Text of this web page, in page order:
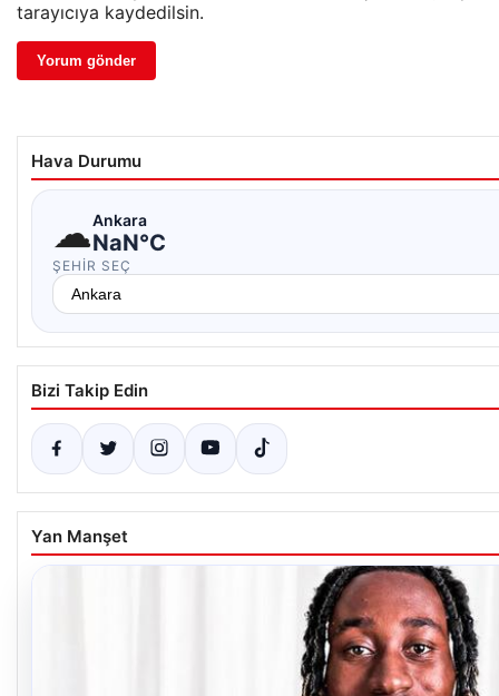
tarayıcıya kaydedilsin.
Hava Durumu
☁Ankara
NaN°C
ŞEHIR SEÇ
Bizi Takip Edin
Yan Manşet